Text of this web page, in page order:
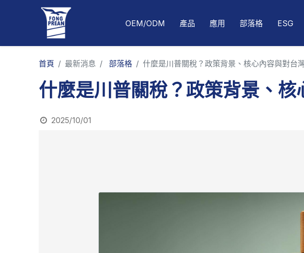
OEM/ODM 產品 應用 部落格 ESG
首頁 最新消息 部落格 什麼是川普關稅？政策背景、核心內容與對台
什麼是川普關稅？政策背景、
2025/10/01